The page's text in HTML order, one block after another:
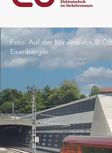
Foto: Auf der Koralmbahn ©
Eisenberger